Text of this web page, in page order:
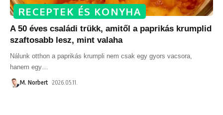
RECEPTEK ÉS KONYHA
A 50 éves családi trükk, amitől a paprikás krumplid
szaftosabb lesz, mint valaha
Nálunk otthon a paprikás krumpli nem csak egy gyors vacsora,
hanem egy
M. Norbert 2026.05.11.